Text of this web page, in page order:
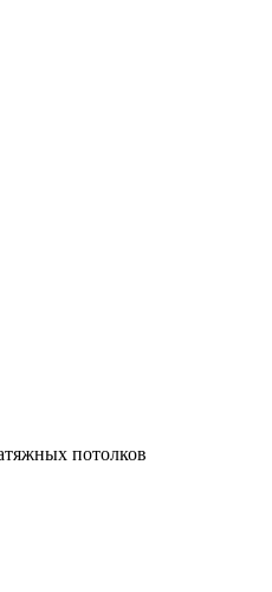
потолков